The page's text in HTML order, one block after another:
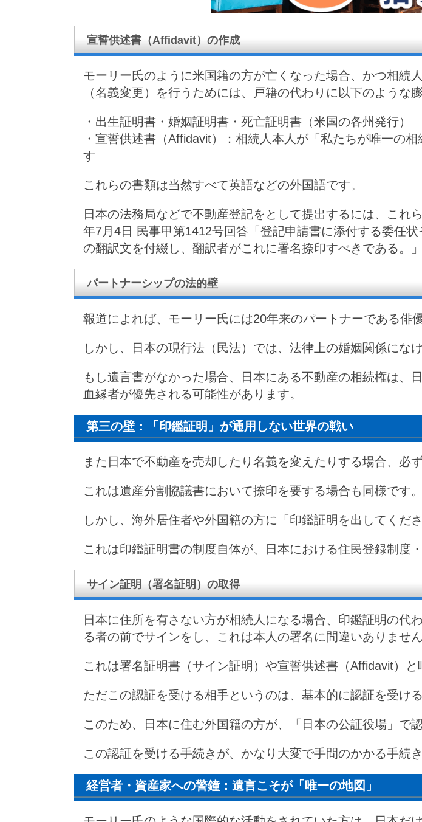
宣誓供述書（Affidavit）の作成
モーリー氏のように米国籍の方が亡くなった場合、かつ相続
（名義変更）を行うためには、戸籍の代わりに以下のような
・出生証明書・婚姻証明書・死亡証明書（米国の各州発行）
・宣誓供述書（Affidavit）：相続人本人が「私たちが唯一の
す
これらの書類は当然すべて英語などの外国語です。
日本の法務局などで不動産登記をとして提出するには、こ
年7月4日 民事甲第1412号回答「登記申請書に添付する委任
の翻訳文を付綴し、翻訳者がこれに署名捺印すべきである。」
パートナーシップの法的壁
報道によれば、モーリー氏には20年来のパートナーである俳
しかし、日本の現行法（民法）では、法律上の婚姻関係にな
もし遺言書がなかった場合、日本にある不動産の相続権は、
血縁者が優先される可能性があります。
第三の壁：「印鑑証明」が通用しない世界の戦い
また日本で不動産を売却したり名義を変えたりする場合、必
これは遺産分割協議書において捺印を要する場合も同様です。
しかし、海外居住者や外国籍の方に「印鑑証明を出してくだ
これは印鑑証明書の制度自体が、日本における住民登録制度
サイン証明（署名証明）の取得
日本に住所を有さない方が相続人になる場合、印鑑証明の代
る者の前でサインをし、これは本人の署名に間違いありませ
これは署名証明書（サイン証明）や宣誓供述書（Affidavit）と
ただこの認証を受ける相手というのは、基本的に認証を受け
このため、日本に住む外国籍の方が、「日本の公証役場」で
この認証を受ける手続きが、かなり大変で手間のかかる手続き
経営者・資産家への警鐘：遺言こそが「唯一の地図」